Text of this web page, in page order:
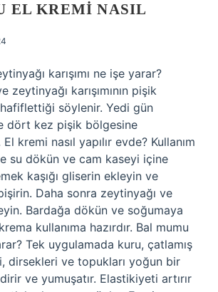
EL KREMI NASIL
karışımı ne işe yarar?
zeytinyağı karışımının pişik
hafiflettiği söylenir. Yedi gün
dört kez pişik bölgesine
El kremi nasıl yapılır evde? Kullanım
su dökün ve cam kaseyi içine
kaşığı gliserin ekleyin ve
Daha sonra zeytinyağı ve
Bardağa dökün ve soğumaya
kullanıma hazırdır. Bal mumu
Tek uygulamada kuru, çatlamış
dirsekleri ve topukları yoğun bir
ve yumuşatır. Elastikiyeti artırır